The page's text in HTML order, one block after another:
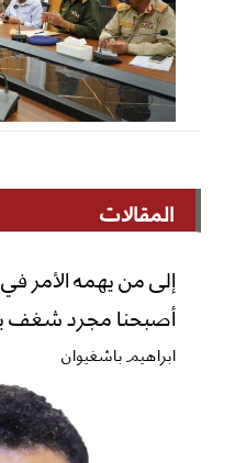
المقالات
إلى من يهمه الأمر
أصبحنا مجرد شغف
ابراهيم باشغيوان